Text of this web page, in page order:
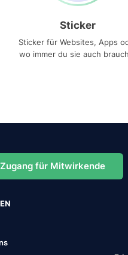
Sticker
Sticker für Websites, Apps
wo immer du sie auch
Zugang für Mitwirkende